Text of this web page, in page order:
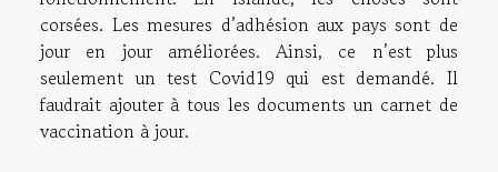
corsées. Les mesures d’adhésion aux pays sont de
jour en jour améliorées. Ainsi, ce n’est plus
seulement un test Covid19 qui est demandé. Il
faudrait ajouter à tous les documents un carnet de
vaccination à jour.